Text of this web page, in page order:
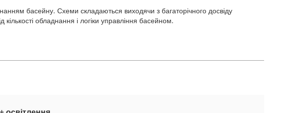
басейну. Схеми складаються виходячи з багаторічного досвіду
обладнання і логіки управління басейном.